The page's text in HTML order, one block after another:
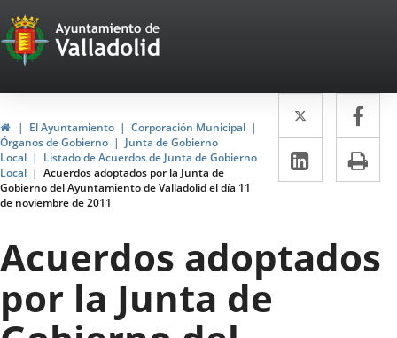
Portal
Web
del
Ayuntamiento
de
Valladolid
HomeEl Ayuntamiento
Corporación Municipal
Órganos de Gobierno
Junta de Gobierno
Local
Listado de Acuerdos de Junta de Gobierno
Local
Acuerdos adoptados por la Junta de
Gobierno del Ayuntamiento de Valladolid el día 11
de noviembre de 2011
Twitter
Enlace
a
una
a
Linkedin
Enlace
a
externa.
Acuerdos adoptados
por la Junta de